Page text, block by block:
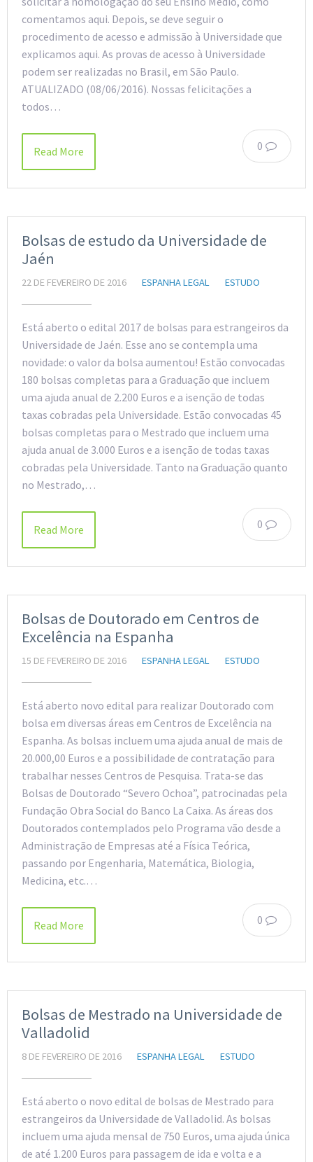
comentamos aqui. Depois, se deve seguir o
procedimento de acesso e admissão à Universidade que
explicamos aqui. As provas de acesso à Universidade
podem ser realizadas no Brasil, em São Paulo.
ATUALIZADO (08/06/2016). Nossas felicitações a
todos…
0
Read More
Bolsas de estudo da Universidade de
Jaén
22 DE FEVEREIRO DE 2016 ESPANHA LEGAL ESTUDO
Está aberto o edital 2017 de bolsas para estrangeiros da
Universidade de Jaén. Esse ano se contempla uma
novidade: o valor da bolsa aumentou! Estão convocadas
180 bolsas completas para a Graduação que incluem
uma ajuda anual de 2.200 Euros e a isenção de todas
taxas cobradas pela Universidade. Estão convocadas 45
bolsas completas para o Mestrado que incluem uma
ajuda anual de 3.000 Euros e a isenção de todas taxas
cobradas pela Universidade. Tanto na Graduação quanto
no Mestrado,…
0
Read More
Bolsas de Doutorado em Centros de
Excelência na Espanha
15 DE FEVEREIRO DE 2016 ESPANHA LEGAL ESTUDO
Está aberto novo edital para realizar Doutorado com
bolsa em diversas áreas em Centros de Excelência na
Espanha. As bolsas incluem uma ajuda anual de mais de
20.000,00 Euros e a possibilidade de contratação para
trabalhar nesses Centros de Pesquisa. Trata-se das
Bolsas de Doutorado “Severo Ochoa”, patrocinadas pela
Fundação Obra Social do Banco La Caixa. As áreas dos
Doutorados contemplados pelo Programa vão desde a
Administração de Empresas até a Física Teórica,
passando por Engenharia, Matemática, Biologia,
Medicina, etc.…
0
Read More
Bolsas de Mestrado na Universidade de
Valladolid
8 DE FEVEREIRO DE 2016 ESPANHA LEGAL ESTUDO
Está aberto o novo edital de bolsas de Mestrado para
estrangeiros da Universidade de Valladolid. As bolsas
incluem uma ajuda mensal de 750 Euros, uma ajuda única
de até 1.200 Euros para passagem de ida e volta e a